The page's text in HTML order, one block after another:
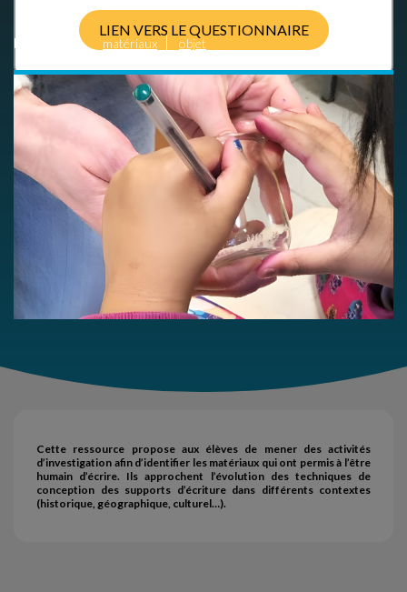
Mots clés matériaux objet
Cette ressource propose aux élèves de mener des activités
d’investigation afin d’identifier les matériaux qui ont permis à l’être
humain d’écrire. Ils approchent l’évolution des techniques de
conception des supports d’écriture dans différents contextes
(historique, géographique, culturel…).
LIEN VERS LE QUESTIONNAIRE